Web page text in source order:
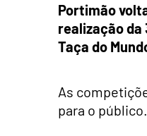
Portimão
realização da
Taça do
As
para o público.